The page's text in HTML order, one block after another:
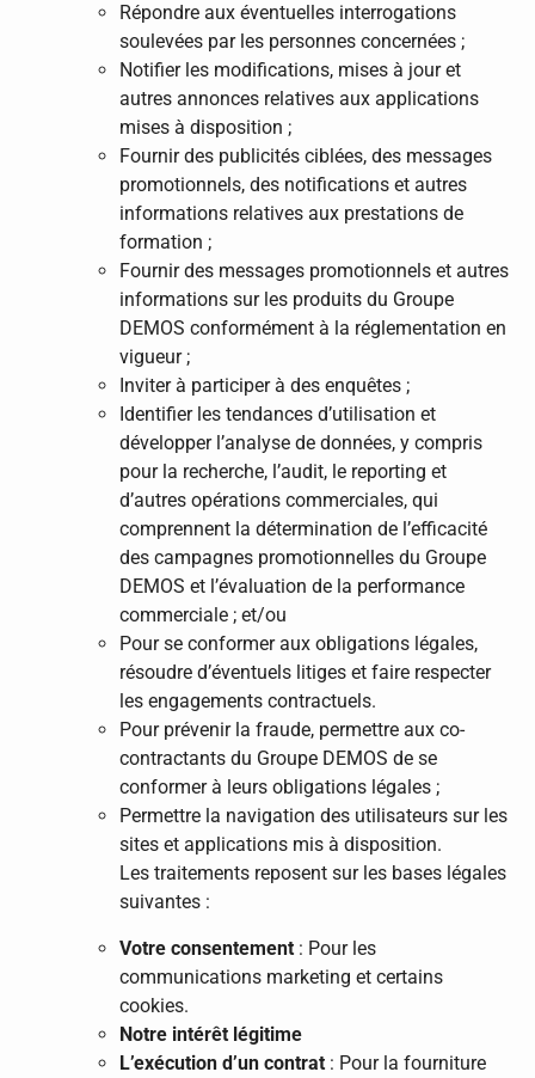
Répondre aux éventuelles interrogations
soulevées par les personnes concernées ;
Notifier les modifications, mises à jour et
autres annonces relatives aux applications
mises à disposition ;
Fournir des publicités ciblées, des messages
promotionnels, des notifications et autres
informations relatives aux prestations de
formation ;
Fournir des messages promotionnels et autres
informations sur les produits du Groupe
DEMOS conformément à la réglementation en
vigueur ;
Inviter à participer à des enquêtes ;
Identifier les tendances d’utilisation et
développer l’analyse de données, y compris
pour la recherche, l’audit, le reporting et
d’autres opérations commerciales, qui
comprennent la détermination de l’efficacité
des campagnes promotionnelles du Groupe
DEMOS et l’évaluation de la performance
commerciale ; et/ou
Pour se conformer aux obligations légales,
résoudre d’éventuels litiges et faire respecter
les engagements contractuels.
Pour prévenir la fraude, permettre aux co-
contractants du Groupe DEMOS de se
conformer à leurs obligations légales ;
Permettre la navigation des utilisateurs sur les
sites et applications mis à disposition.
Les traitements reposent sur les bases légales
suivantes :
Votre consentement : Pour les
communications marketing et certains
cookies.
Notre intérêt légitime
L’exécution d’un contrat : Pour la fourniture